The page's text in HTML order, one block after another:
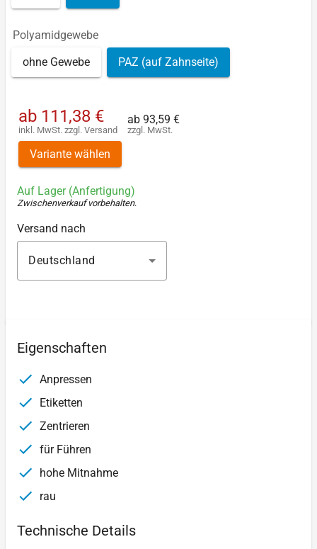
Polyamidgewebe
ohne Gewebe PAZ (auf Zahnseite)
ab 111,38 €
inkl. MwSt. zzgl. Versand
ab 93,59 €
zzgl. MwSt.
Variante wählen
Auf Lager (Anfertigung)
Zwischenverkauf vorbehalten.
Versand nach
Deutschland
Eigenschaften
Anpressen
Etiketten
Zentrieren
für Führen
hohe Mitnahme
rau
Technische Details